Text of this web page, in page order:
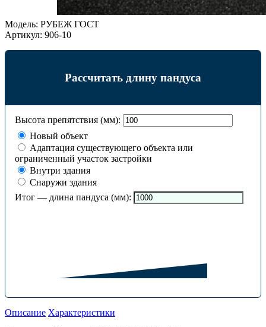
Модель: РУБЕЖ ГОСТ
Артикул: 906-10
Рассчитать длину пандуса
Высота препятствия (мм):
Новый объект
Адаптация существующего объекта или
ограниченный участок застройки
Внутри здания
Снаружи здания
Итог — длина пандуса (мм):
Описание Характеристики